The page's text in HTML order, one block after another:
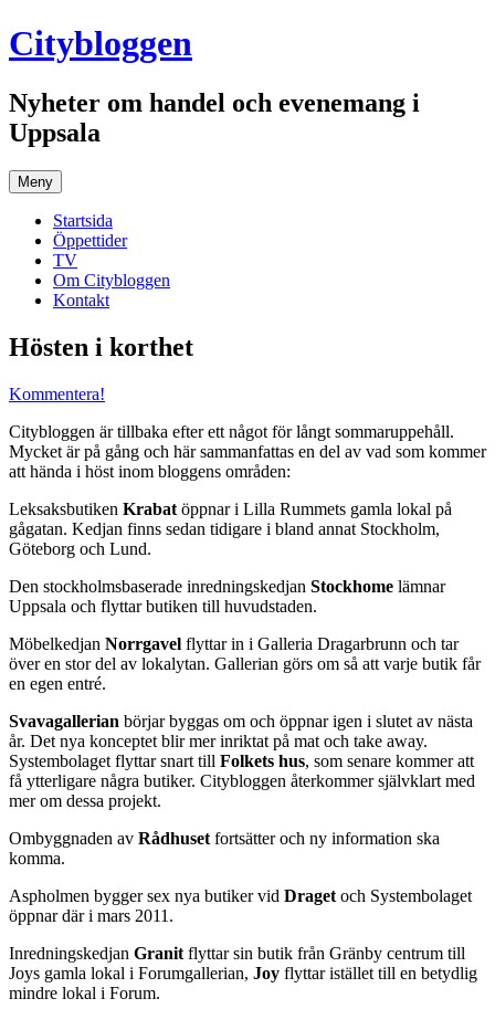
Hoppa
till
Citybloggen
Nyheter om handel och evenemang i
Uppsala
Meny
Startsida
Öppettider
TV
Om Citybloggen
Kontakt
Hösten i korthet
Kommentera!
Citybloggen är tillbaka efter ett något för långt sommaruppehåll.
Mycket är på gång och här sammanfattas en del av vad som kommer
att hända i höst inom bloggens områden:
Leksaksbutiken Krabat öppnar i Lilla Rummets gamla lokal på
gågatan. Kedjan finns sedan tidigare i bland annat Stockholm,
Göteborg och Lund.
Den stockholmsbaserade inredningskedjan Stockhome lämnar
Uppsala och flyttar butiken till huvudstaden.
Möbelkedjan Norrgavel flyttar in i Galleria Dragarbrunn och tar
över en stor del av lokalytan. Gallerian görs om så att varje butik får
en egen entré.
Svavagallerian börjar byggas om och öppnar igen i slutet av nästa
år. Det nya konceptet blir mer inriktat på mat och take away.
Systembolaget flyttar snart till Folkets hus, som senare kommer att
få ytterligare några butiker. Citybloggen återkommer självklart med
mer om dessa projekt.
Ombyggnaden av Rådhuset fortsätter och ny information ska
komma.
Aspholmen bygger sex nya butiker vid Draget och Systembolaget
öppnar där i mars 2011.
Inredningskedjan Granit flyttar sin butik från Gränby centrum till
Joys gamla lokal i Forumgallerian, Joy flyttar istället till en betydlig
mindre lokal i Forum.